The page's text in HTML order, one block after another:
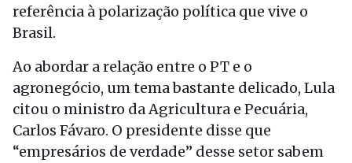
referência à polarização política que vive o
Brasil.
Ao abordar a relação entre o PT e o
agronegócio, um tema bastante delicado, Lula
citou o ministro da Agricultura e Pecuária,
Carlos Fávaro. O presidente disse que
“empresários de verdade” desse setor sabem